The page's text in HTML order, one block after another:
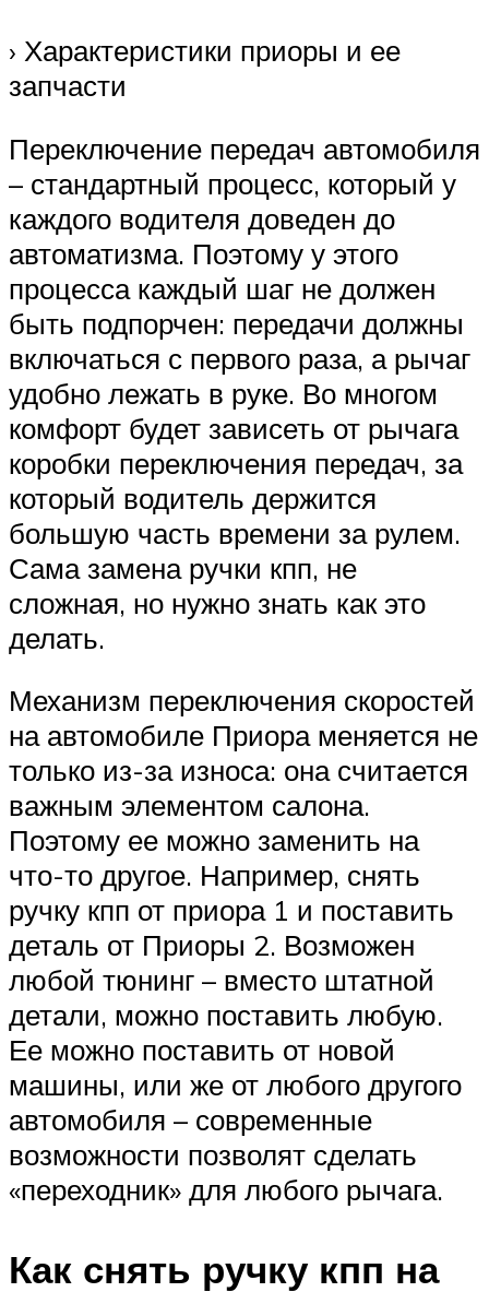
› Характеристики приоры и ее
запчасти
Переключение передач автомобиля
– стандартный процесс, который у
каждого водителя доведен до
автоматизма. Поэтому у этого
процесса каждый шаг не должен
быть подпорчен: передачи должны
включаться с первого раза, а рычаг
удобно лежать в руке. Во многом
комфорт будет зависеть от рычага
коробки переключения передач, за
который водитель держится
большую часть времени за рулем.
Сама замена ручки кпп, не
сложная, но нужно знать как это
делать.
Механизм переключения скоростей
на автомобиле Приора меняется не
только из-за износа: она считается
важным элементом салона.
Поэтому ее можно заменить на
что-то другое. Например, снять
ручку кпп от приора 1 и поставить
деталь от Приоры 2. Возможен
любой тюнинг – вместо штатной
детали, можно поставить любую.
Ее можно поставить от новой
машины, или же от любого другого
автомобиля – современные
возможности позволят сделать
«переходник» для любого рычага.
Как снять ручку кпп на